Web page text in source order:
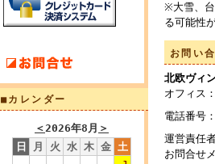
■カレンダー
＜2026年8月 ＞
日
月 火 水 木 金 土
※大雪、
る可能性
お問い
北欧ヴィ
オフィス
電話番号
運営責任
お問合せ